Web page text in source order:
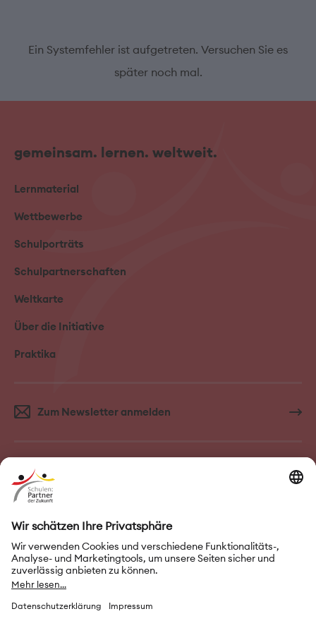
Ein Systemfehler ist aufgetreten. Versuchen Sie es
später noch mal.
gemeinsam. lernen. weltweit.
Lernmaterial
Wettbewerbe
Schulporträts
Schulpartnerschaften
Weltkarte
Über die Initiative
Praktika
Zum Newsletter anmelden
FAQ–Häufige Fragen Kontakt
Nutzungsbedingungen
Datenschutz
Privatsphäre-Einstellungen
Leichte Sprache